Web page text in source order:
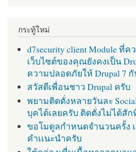
กระทู้ใหม่
d7security client Module ที่
เว็บไซต์ของคุณยังคงเป็น
ความปลอดภัยให้ Drupal 7
สวัสดีเพื่อนชาว Drupal ครับ
พยามติดตั่งหลายวันละ
บุคได้เลยครับ ติดตั่งไม่ได้สัก
ขอโมดูลกำหนดจำนวนครั้ง
คำเเนะนำครับ